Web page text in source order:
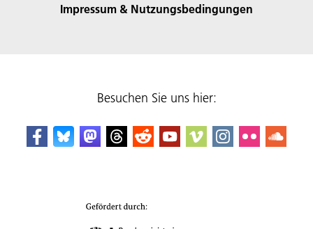
Impressum & Nutzungsbedingungen
Besuchen Sie uns hier: